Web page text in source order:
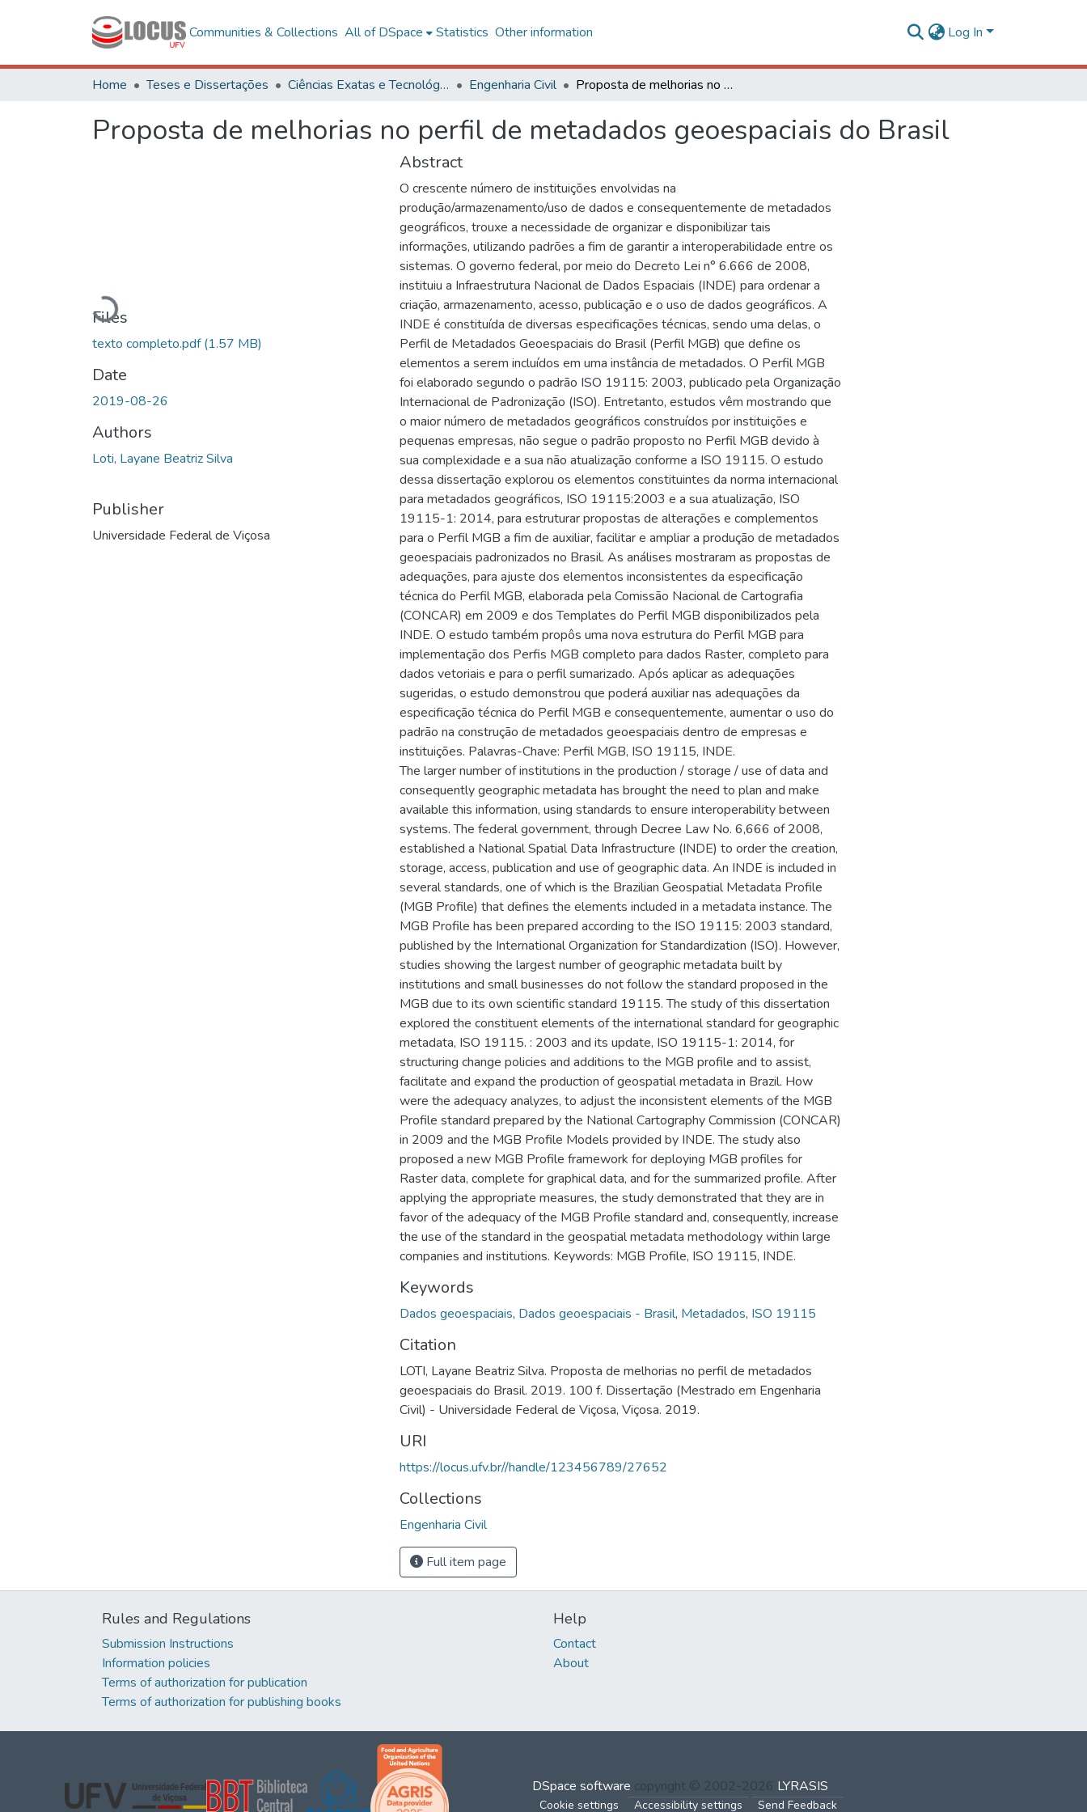
Communities & Collections All of DSpace Statistics Other information Log In
Home Teses e Dissertações Ciências Exatas e Tecnológicas Engenharia Civil Proposta de melhorias no perfil de metadados geoespaciais do Brasil
Proposta de melhorias no perfil de metadados geoespaciais do Brasil
Loading...
Files
texto completo.pdf(1.57 MB)
Date
2019-08-26
Authors
Loti, Layane Beatriz Silva
Publisher
Universidade Federal de Viçosa
Abstract
O crescente número de instituições envolvidas na
produção/armazenamento/uso de dados e consequentemente de metadados
geográficos, trouxe a necessidade de organizar e disponibilizar tais
informações, utilizando padrões a fim de garantir a interoperabilidade entre os
sistemas. O governo federal, por meio do Decreto Lei n° 6.666 de 2008,
instituiu a Infraestrutura Nacional de Dados Espaciais (INDE) para ordenar a
criação, armazenamento, acesso, publicação e o uso de dados geográficos. A
INDE é constituída de diversas especificações técnicas, sendo uma delas, o
Perfil de Metadados Geoespaciais do Brasil (Perfil MGB) que define os
elementos a serem incluídos em uma instância de metadados. O Perfil MGB
foi elaborado segundo o padrão ISO 19115: 2003, publicado pela Organização
Internacional de Padronização (ISO). Entretanto, estudos vêm mostrando que
o maior número de metadados geográficos construídos por instituições e
pequenas empresas, não segue o padrão proposto no Perfil MGB devido à
sua complexidade e a sua não atualização conforme a ISO 19115. O estudo
dessa dissertação explorou os elementos constituintes da norma internacional
para metadados geográficos, ISO 19115:2003 e a sua atualização, ISO
19115-1: 2014, para estruturar propostas de alterações e complementos
para o Perfil MGB a fim de auxiliar, facilitar e ampliar a produção de metadados
geoespaciais padronizados no Brasil. As análises mostraram as propostas de
adequações, para ajuste dos elementos inconsistentes da especificação
técnica do Perfil MGB, elaborada pela Comissão Nacional de Cartografia
(CONCAR) em 2009 e dos Templates do Perfil MGB disponibilizados pela
INDE. O estudo também propôs uma nova estrutura do Perfil MGB para
implementação dos Perfis MGB completo para dados Raster, completo para
dados vetoriais e para o perfil sumarizado. Após aplicar as adequações
sugeridas, o estudo demonstrou que poderá auxiliar nas adequações da
especificação técnica do Perfil MGB e consequentemente, aumentar o uso do
padrão na construção de metadados geoespaciais dentro de empresas e
instituições. Palavras-Chave: Perfil MGB, ISO 19115, INDE.
The larger number of institutions in the production / storage / use of data and
consequently geographic metadata has brought the need to plan and make
available this information, using standards to ensure interoperability between
systems. The federal government, through Decree Law No. 6,666 of 2008,
established a National Spatial Data Infrastructure (INDE) to order the creation,
storage, access, publication and use of geographic data. An INDE is included in
several standards, one of which is the Brazilian Geospatial Metadata Profile
(MGB Profile) that defines the elements included in a metadata instance. The
MGB Profile has been prepared according to the ISO 19115: 2003 standard,
published by the International Organization for Standardization (ISO). However,
studies showing the largest number of geographic metadata built by
institutions and small businesses do not follow the standard proposed in the
MGB due to its own scientific standard 19115. The study of this dissertation
explored the constituent elements of the international standard for geographic
metadata, ISO 19115. : 2003 and its update, ISO 19115-1: 2014, for
structuring change policies and additions to the MGB profile and to assist,
facilitate and expand the production of geospatial metadata in Brazil. How
were the adequacy analyzes, to adjust the inconsistent elements of the MGB
Profile standard prepared by the National Cartography Commission (CONCAR)
in 2009 and the MGB Profile Models provided by INDE. The study also
proposed a new MGB Profile framework for deploying MGB profiles for
Raster data, complete for graphical data, and for the summarized profile. After
applying the appropriate measures, the study demonstrated that they are in
favor of the adequacy of the MGB Profile standard and, consequently, increase
the use of the standard in the geospatial metadata methodology within large
companies and institutions. Keywords: MGB Profile, ISO 19115, INDE.
Keywords
Dados geoespaciais, Dados geoespaciais - Brasil, Metadados, ISO 19115
Citation
LOTI, Layane Beatriz Silva. Proposta de melhorias no perfil de metadados
geoespaciais do Brasil. 2019. 100 f. Dissertação (Mestrado em Engenharia
Civil) - Universidade Federal de Viçosa, Viçosa. 2019.
URI
https://locus.ufv.br//handle/123456789/27652
Collections
Engenharia Civil
Full item page
Rules and Regulations
Submission Instructions
Information policies
Terms of authorization for publication
Terms of authorization for publishing books
Help
Contact
About
DSpace software copyright © 2002-2026 LYRASIS
Cookie settings Accessibility settings Send Feedback